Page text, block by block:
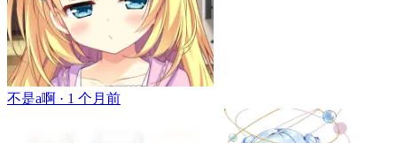
不是a啊 · 1 个月前